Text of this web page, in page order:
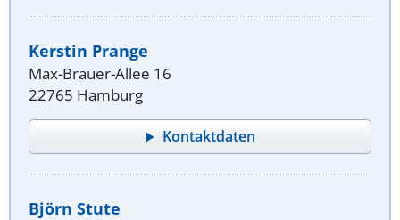
Kerstin Prange
Max-Brauer-Allee 16
22765 Hamburg
Kontaktdaten
Björn Stute